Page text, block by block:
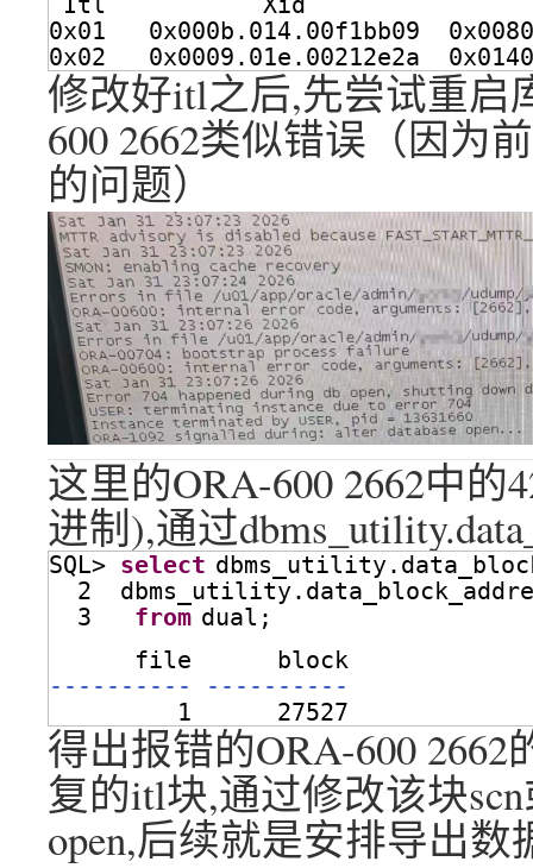
0x01   0x000b.014.00f1bb09
0x02   0x0009.01e.00212e2a
修改好itl之后,先尝试重启
600 2662类似错误（因为
的问题）
这里的ORA-600 2662中的
进制),通过
SQL> select
2
3 from dual;
file      block
---------- ----------
1      27527
得出报错的ORA-600
复的itl块,通过修改该块
open,后续就是安排导出